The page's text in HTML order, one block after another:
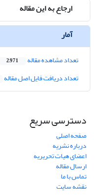
ارجاع به این مقاله
آمار
تعداد مشاهده مقاله 2,971
تعداد دریافت فایل اصل مقاله
دسترسی سریع
صفحه اصلی
درباره نشریه
اعضای هیات تحریریه
ارسال مقاله
تماس با ما
نقشه سایت